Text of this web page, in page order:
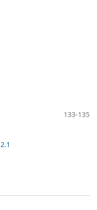
133-135